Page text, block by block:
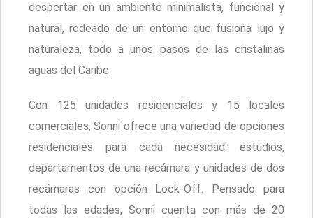
despertar en un ambiente minimalista, funcional y
natural, rodeado de un entorno que fusiona lujo y
naturaleza, todo a unos pasos de las cristalinas
aguas del Caribe.
Con 125 unidades residenciales y 15 locales
comerciales, Sonni ofrece una variedad de opciones
residenciales para cada necesidad: estudios,
departamentos de una recámara y unidades de dos
recámaras con opción Lock-Off. Pensado para
todas las edades, Sonni cuenta con más de 20